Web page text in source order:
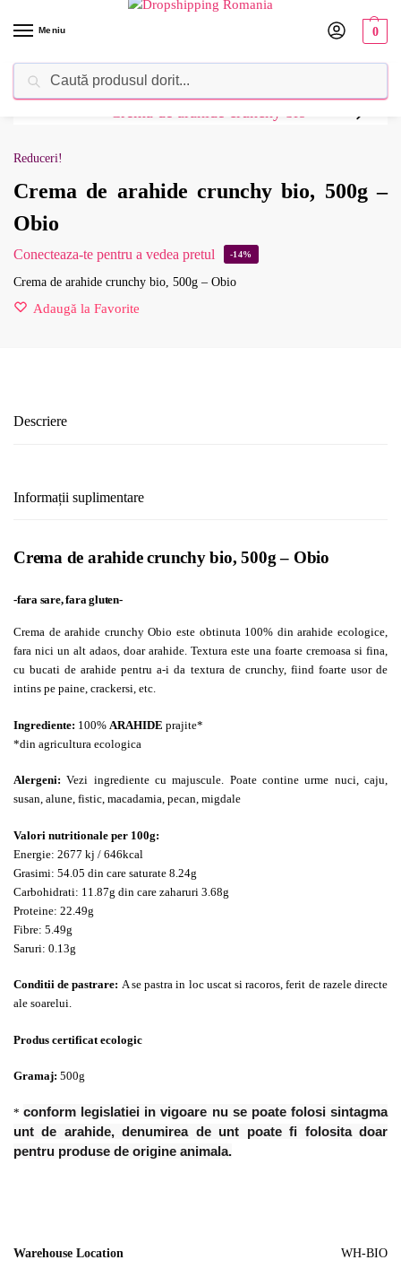
Meniu 0
Dropshipping Romania⚡ Furnizorul tău de produse
Reduceri!
Crema de arahide crunchy bio, 500g –
Obio
Conecteaza-te pentru a vedea pretul -14%
Crema de arahide crunchy bio, 500g – Obio
Adaugă la Favorite
Descriere
Informații suplimentare
Crema de arahide crunchy bio, 500g – Obio
-fara sare, fara gluten-
Crema de arahide crunchy Obio este obtinuta 100% din arahide ecologice,
fara nici un alt adaos, doar arahide. Textura este una foarte cremoasa si fina,
cu bucati de arahide pentru a-i da textura de crunchy, fiind foarte usor de
intins pe paine, crackersi, etc.
Ingrediente: 100% ARAHIDE prajite*
*din agricultura ecologica
Alergeni: Vezi ingrediente cu majuscule. Poate contine urme nuci, caju,
susan, alune, fistic, macadamia, pecan, migdale
Valori nutritionale per 100g:
Energie: 2677 kj / 646kcal
Grasimi: 54.05 din care saturate 8.24g
Carbohidrati: 11.87g din care zaharuri 3.68g
Proteine: 22.49g
Fibre: 5.49g
Saruri: 0.13g
Conditii de pastrare: A se pastra in loc uscat si racoros, ferit de razele directe
ale soarelui.
Produs certificat ecologic
Gramaj: 500g
*conform legislatiei in vigoare nu se poate folosi sintagma
unt de arahide, denumirea de unt poate fi folosita doar
pentru produse de origine animala.
Warehouse Location WH-BIO